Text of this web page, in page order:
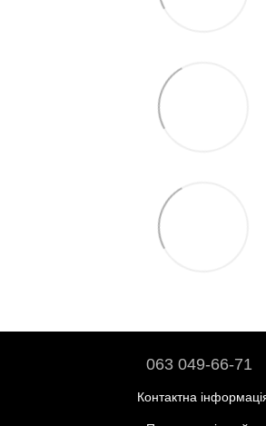
063 049-66-71
Контактна